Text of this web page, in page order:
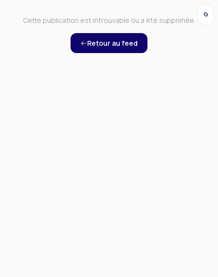
Cette publication est introuvable ou a été supprimée.
Retour au feed
🔄